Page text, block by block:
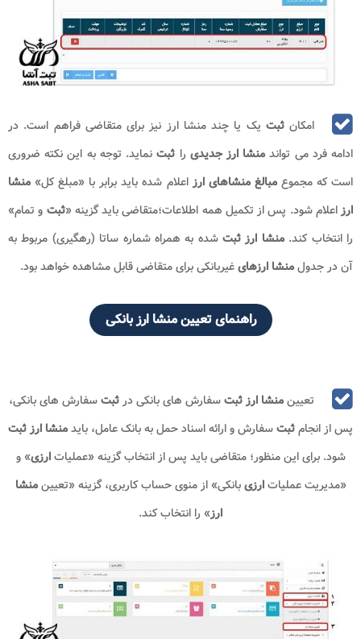
امکانثبت یک یا چند منشا ارز نیز برای متقاضی فراهم است. در
ادامه فرد می تواند منشا ارز جدیدی را ثبت نماید. توجه به این نکته ضروری
است که مجموعمبالغ منشاهای ارزاعلام شده باید برابر با «مبلغ کل» منشا
ارزاعلام شود. پس از تکمیل همه اطلاعات؛متقاضی باید گزینه «ثبت و تمام»
را انتخاب کند.منشا ارز ثبتشده به همراه شماره ساتا (رهگیری) مربوط به
آن در جدولمنشا ارزهایغیربانکی برای متقاضی قابل مشاهده خواهد بود.
راهنمای تعیین منشا ارز بانکی
تعیینمنشا ارز ثبتسفارش های بانکی درثبتسفارش های بانکی،
پس از انجامثبتسفارش و ارائه اسناد حمل به بانک عامل، بایدمنشا ارز ثبت
شود. برای این منظور؛ متقاضی باید پس از انتخاب گزینه «عملیاتارزی» و
«مدیریت عملیاتارزیبانکی» از منوی حساب کاربری، گزینه «تعیینمنشا
ارز» را انتخاب کند.